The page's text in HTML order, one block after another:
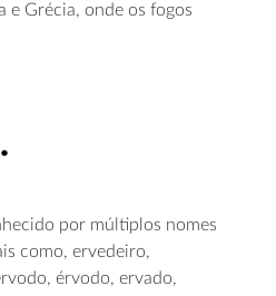
e Grécia, onde os fogos
por múltiplos nomes
como, ervedeiro,
érvodo, ervado,